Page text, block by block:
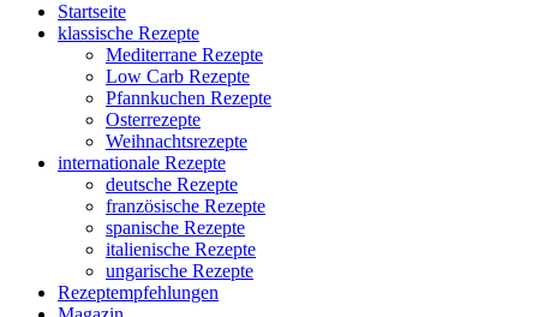
Startseite
klassische Rezepte
Mediterrane Rezepte
Low Carb Rezepte
Pfannkuchen Rezepte
Osterrezepte
Weihnachtsrezepte
internationale Rezepte
deutsche Rezepte
französische Rezepte
spanische Rezepte
italienische Rezepte
ungarische Rezepte
Rezeptempfehlungen